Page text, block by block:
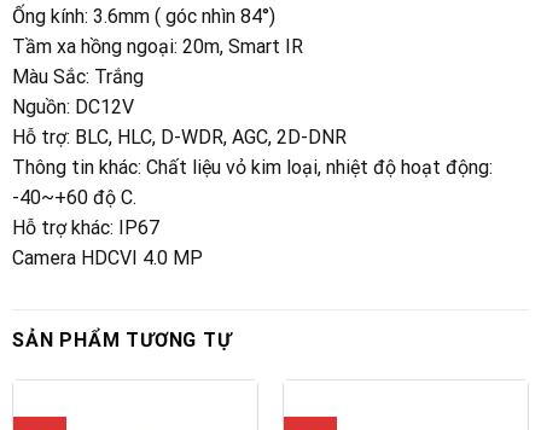
Ống kính: 3.6mm ( góc nhìn 84°)
Tầm xa hồng ngoại: 20m, Smart IR
Màu Sắc: Trắng
Nguồn: DC12V
Hỗ trợ: BLC, HLC, D-WDR, AGC, 2D-DNR
Thông tin khác: Chất liệu vỏ kim loại, nhiệt độ hoạt động:
-40~+60 độ C.
Hỗ trợ khác: IP67
Camera HDCVI 4.0 MP
SẢN PHẨM TƯƠNG TỰ